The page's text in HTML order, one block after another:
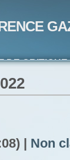
DE
| Non